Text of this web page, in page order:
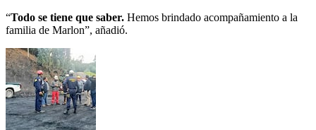
“Todo se tiene que saber. Hemos brindado acompañamiento a la
familia de Marlon”, añadió.